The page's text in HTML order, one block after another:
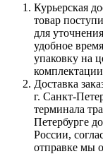
Курьерская
товар
для
удобное
упаковку на
Доставка
г. Санкт-
терминала
Петербурге
России,
отправке мы